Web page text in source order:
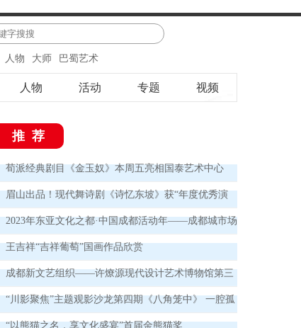
人物 大师 巴蜀艺术
人物 活动 专题 视频
推荐
荀派经典剧目《金玉奴》本周五亮相国泰艺术中心
眉山出品！现代舞诗剧《诗忆东坡》获“年度优秀演
出ip”
2023年东亚文化之都·中国成都活动年——成都城市场
景展在成都画院开幕
王吉祥“吉祥葡萄”国画作品欣赏
成都新文艺组织——许燎源现代设计艺术博物馆第三
届双年展：“物感星丛：反符号宰制”盛大开幕
“川影聚焦”主题观影沙龙第四期《八角笼中》 一腔孤
勇，冲出自己的牢笼
“以熊猫之名，享文化盛宴”​首届金熊猫奖